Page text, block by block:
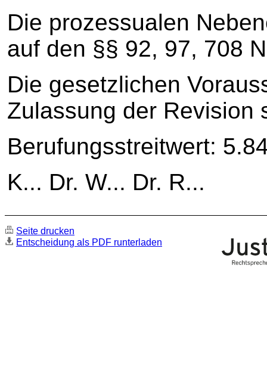
Die prozessualen
auf den §§ 92, 97, 708
Die gesetzlichen
Zulassung der Revision
Berufungsstreitwert:
K... Dr. W... Dr. R...
Seite drucken
Entscheidung als PDF runterladen